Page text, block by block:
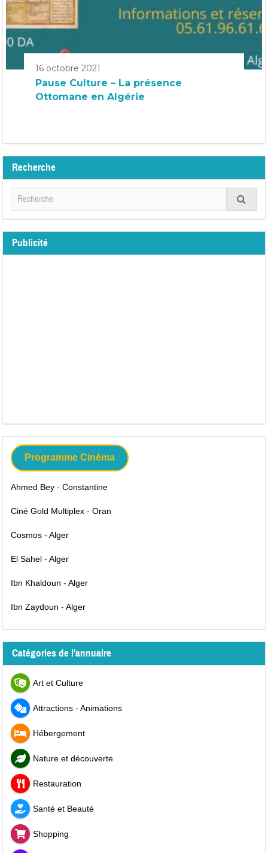
16 octobre 2021
Pause Culture – La présence
Ottomane en Algérie
Recherche
Publicité
Programme Cinéma
Ahmed Bey - Constantine
Ciné Gold Multiplex - Oran
Cosmos - Alger
El Sahel - Alger
Ibn Khaldoun - Alger
Ibn Zaydoun - Alger
Catégories de l'annuaire
Art et Culture
Attractions - Animations
Hébergement
Nature et découverte
Restauration
Santé et Beauté
Shopping